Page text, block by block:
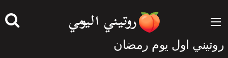
الى
المحتوى
روتيني اول يوم رمضان